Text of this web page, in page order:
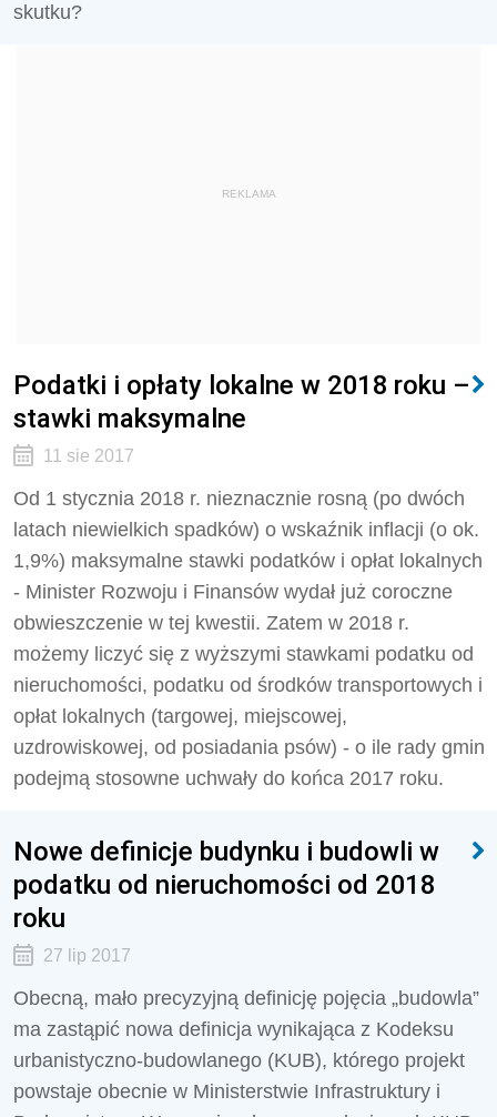
skutku?
REKLAMA
Podatki i opłaty lokalne w 2018 roku –
stawki maksymalne
11 sie 2017
Od 1 stycznia 2018 r. nieznacznie rosną (po dwóch
latach niewielkich spadków) o wskaźnik inflacji (o ok.
1,9%) maksymalne stawki podatków i opłat lokalnych
- Minister Rozwoju i Finansów wydał już coroczne
obwieszczenie w tej kwestii. Zatem w 2018 r.
możemy liczyć się z wyższymi stawkami podatku od
nieruchomości, podatku od środków transportowych i
opłat lokalnych (targowej, miejscowej,
uzdrowiskowej, od posiadania psów) - o ile rady gmin
podejmą stosowne uchwały do końca 2017 roku.
Nowe definicje budynku i budowli w
podatku od nieruchomości od 2018
roku
27 lip 2017
Obecną, mało precyzyjną definicję pojęcia „budowla”
ma zastąpić nowa definicja wynikająca z Kodeksu
urbanistyczno-budowlanego (KUB), którego projekt
powstaje obecnie w Ministerstwie Infrastruktury i